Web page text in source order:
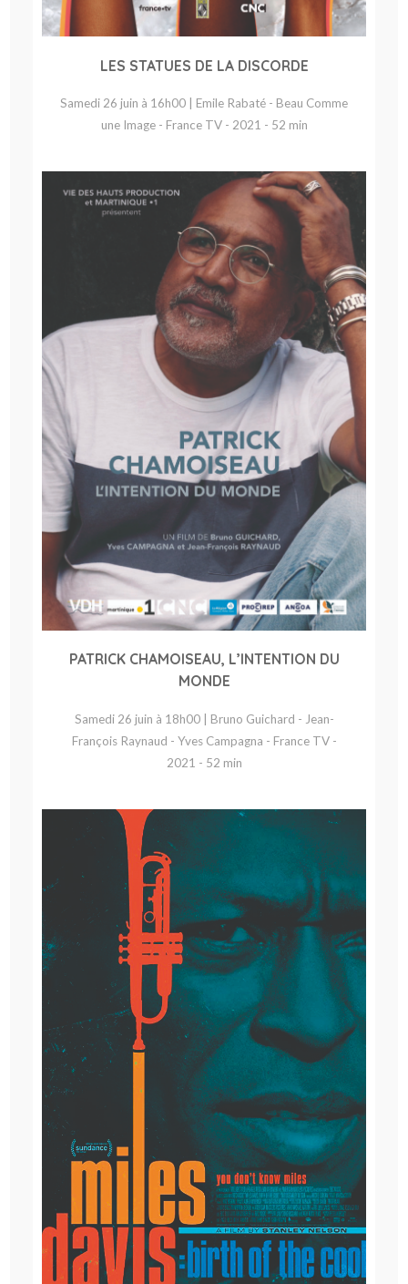
LES STATUES DE LA DISCORDE
Samedi 26 juin à 16h00 | Emile Rabaté - Beau Comme
une Image - France TV - 2021 - 52 min
PATRICK CHAMOISEAU, L’INTENTION DU
MONDE
Samedi 26 juin à 18h00 | Bruno Guichard - Jean-
François Raynaud - Yves Campagna - France TV -
2021 - 52 min